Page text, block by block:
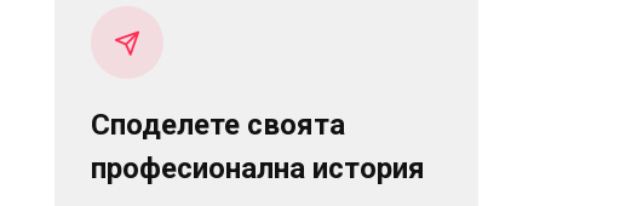
Споделете своята
професионална история